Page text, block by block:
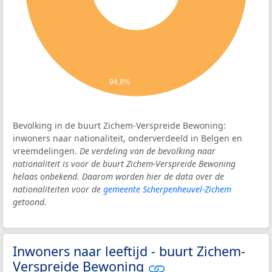
94,8%
Bevolking in de buurt Zichem-Verspreide Bewoning:
inwoners naar nationaliteit, onderverdeeld in Belgen en
vreemdelingen. De verdeling van de bevolking naar
nationaliteit is voor de buurt Zichem-Verspreide Bewoning
helaas onbekend. Daarom worden hier de data over de
nationaliteiten voor de gemeente Scherpenheuvel-Zichem
getoond.
Inwoners naar leeftijd - buurt Zichem-
Verspreide Bewoning